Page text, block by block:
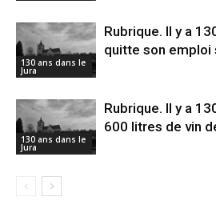
130 ans dans le
Jura
Rubrique. Il y a
quitte son emploi
130 ans dans le
Jura
Rubrique. Il y a
600 litres de vin